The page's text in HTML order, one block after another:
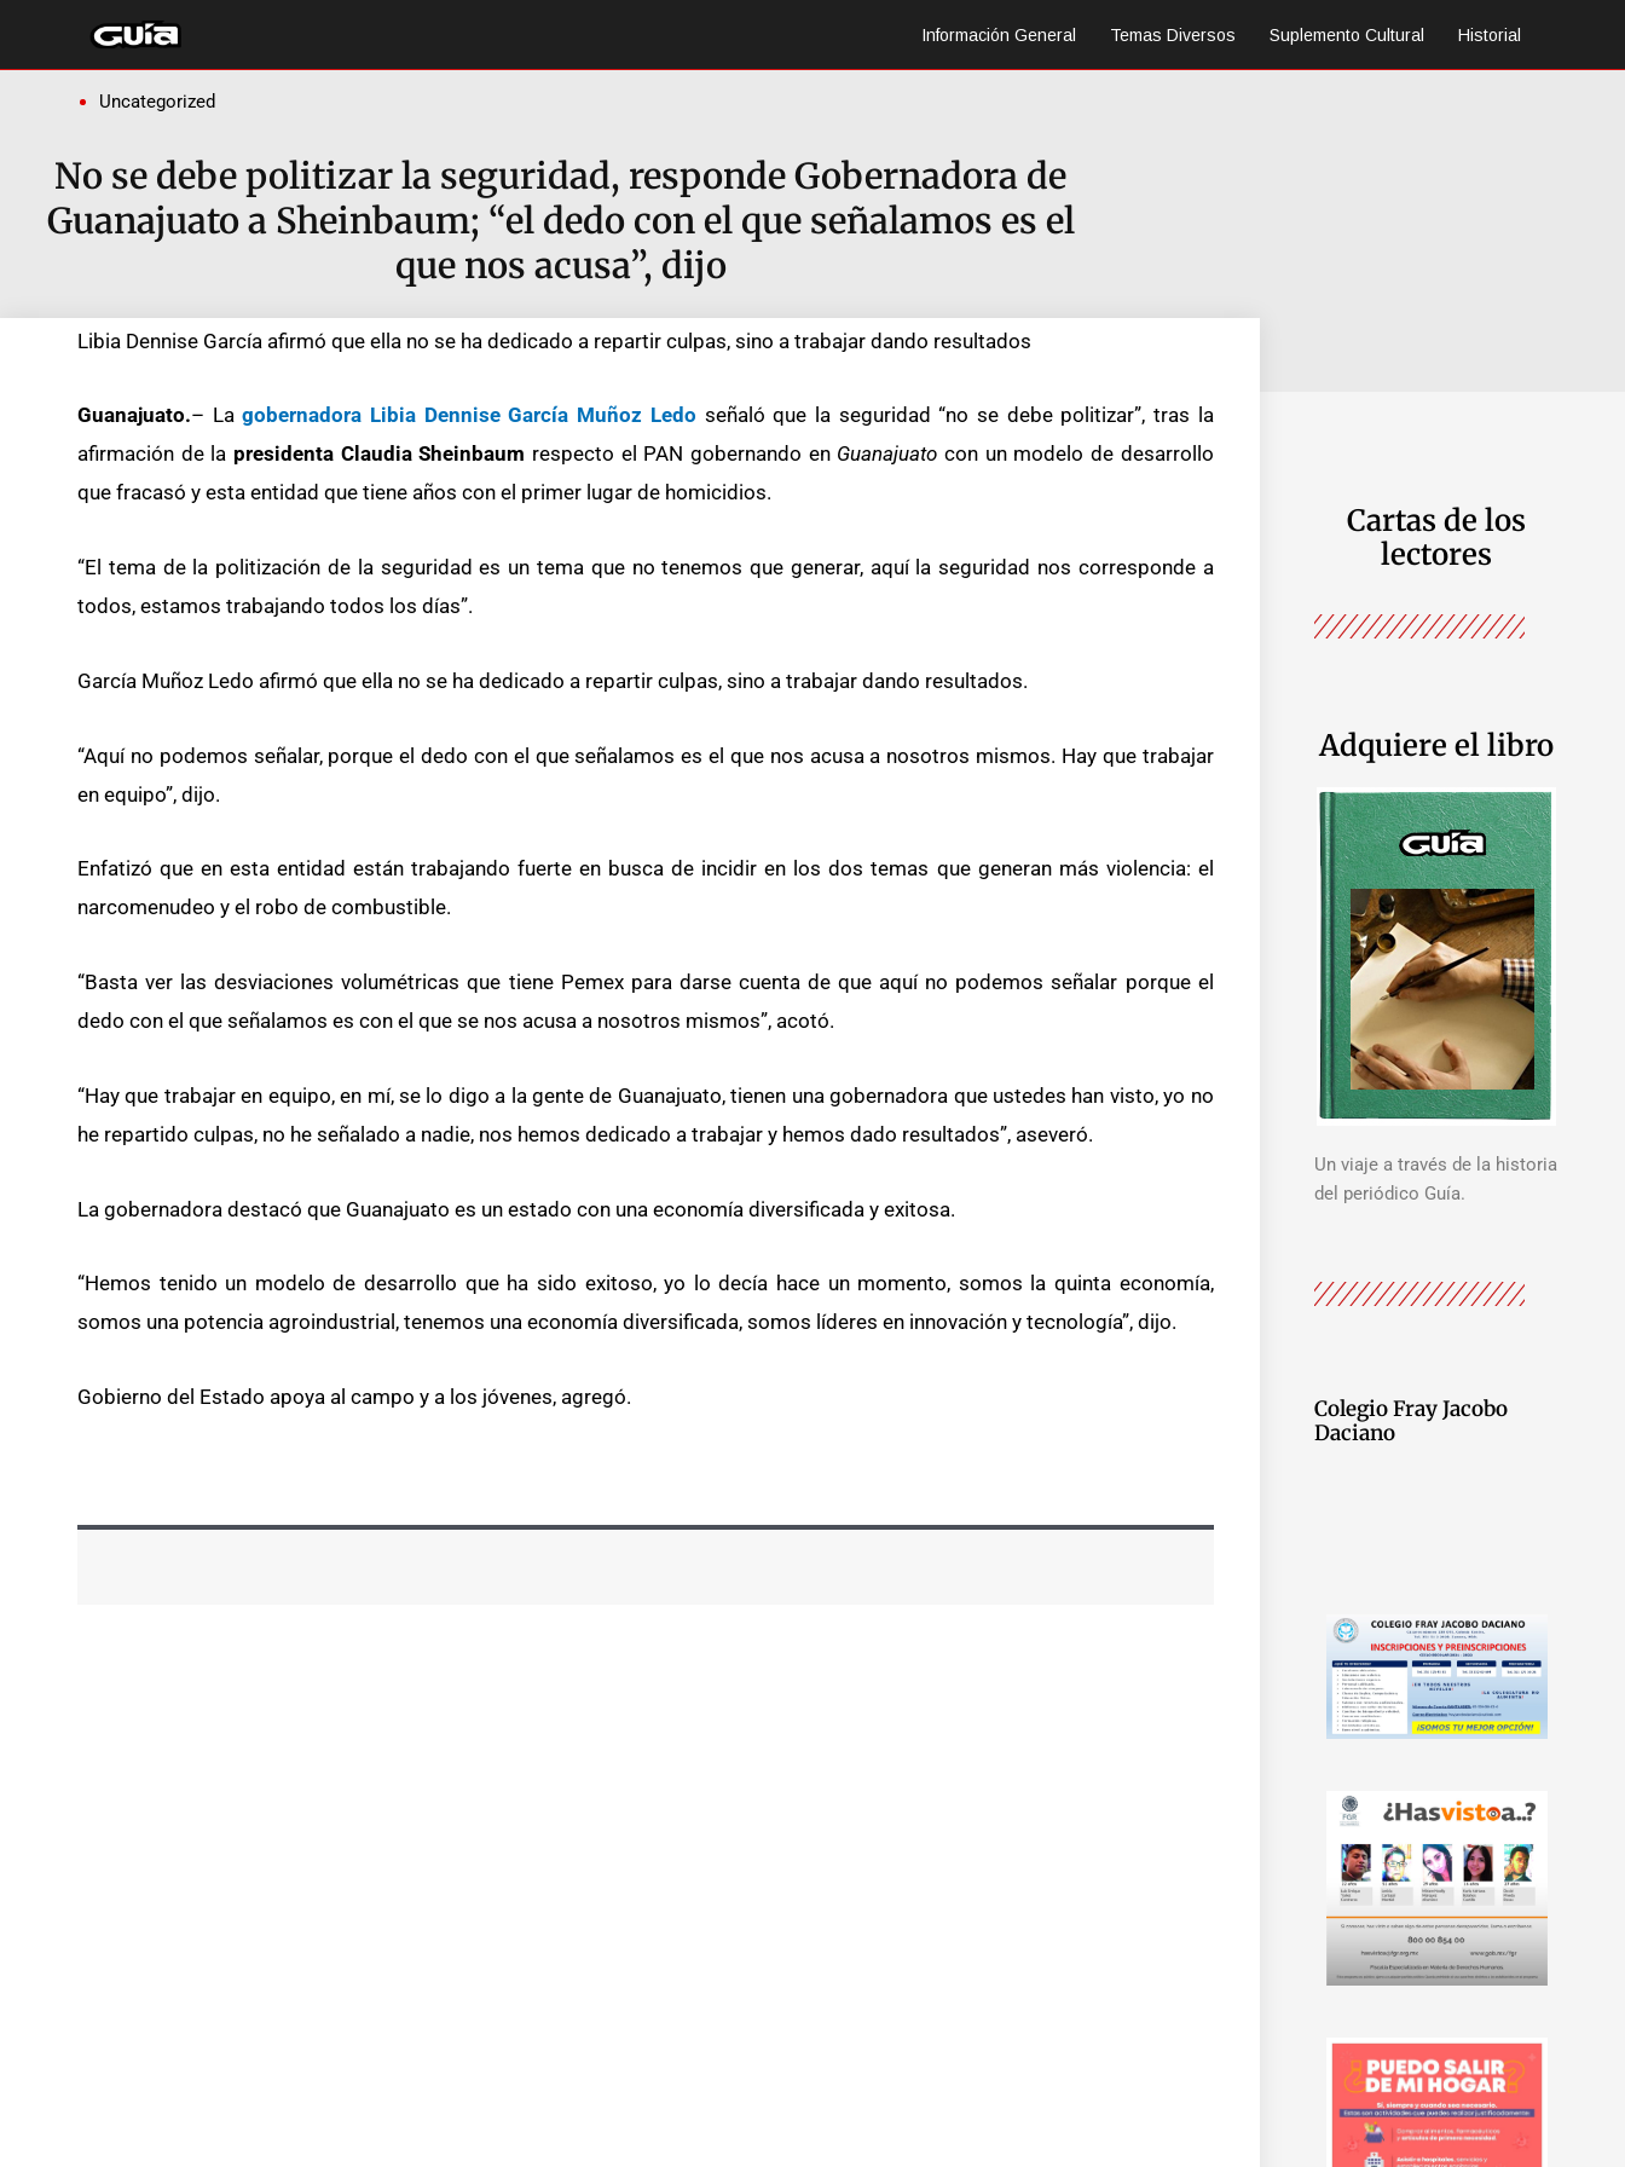
contenido
Información General Temas Diversos Suplemento Cultural Historial
Uncategorized
No se debe politizar la seguridad, responde Gobernadora de
Guanajuato a Sheinbaum; “el dedo con el que señalamos es el
que nos acusa”, dijo
Libia Dennise García afirmó que ella no se ha dedicado a repartir culpas, sino a trabajar dando resultados
Guanajuato.– Lagobernadora Libia Dennise García Muñoz Ledo señaló que la seguridad “no se debe politizar”, tras la
afirmación de la presidenta Claudia Sheinbaum respecto el PAN gobernando en Guanajuatocon un modelo de desarrollo
que fracasó y esta entidad que tiene años con el primer lugar de homicidios.
“El tema de la politización de la seguridad es un tema que no tenemos que generar, aquí la seguridad nos corresponde a
todos, estamos trabajando todos los días”.
García Muñoz Ledo afirmó que ella no se ha dedicado a repartir culpas, sino a trabajar dando resultados.
“Aquí no podemos señalar, porque el dedo con el que señalamos es el que nos acusa a nosotros mismos. Hay que trabajar
en equipo”, dijo.
Enfatizó que en esta entidad están trabajando fuerte en busca de incidir en los dos temas que generan más violencia: el
narcomenudeo y el robo de combustible.
“Basta ver las desviaciones volumétricas que tiene Pemex para darse cuenta de que aquí no podemos señalar porque el
dedo con el que señalamos es con el que se nos acusa a nosotros mismos”, acotó.
“Hay que trabajar en equipo, en mí, se lo digo a la gente de Guanajuato, tienen una gobernadora que ustedes han visto, yo no
he repartido culpas, no he señalado a nadie, nos hemos dedicado a trabajar y hemos dado resultados”, aseveró.
La gobernadora destacó que Guanajuato es un estado con una economía diversificada y exitosa.
“Hemos tenido un modelo de desarrollo que ha sido exitoso, yo lo decía hace un momento, somos la quinta economía,
somos una potencia agroindustrial, tenemos una economía diversificada, somos líderes en innovación y tecnología”, dijo.
Gobierno del Estado apoya al campo y a los jóvenes, agregó.
Cartas de los
lectores
Adquiere el libro
Un viaje a través de la historia
del periódico Guía.
Colegio Fray Jacobo
Daciano